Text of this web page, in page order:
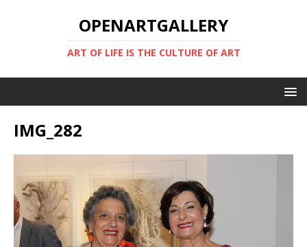
OPENARTGALLERY
ART OF LIFE IS THE CULTURE OF ART
IMG_282